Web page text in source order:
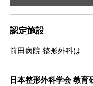
認定施設
前田病院 整形外科は
日本整形外科学会 教育